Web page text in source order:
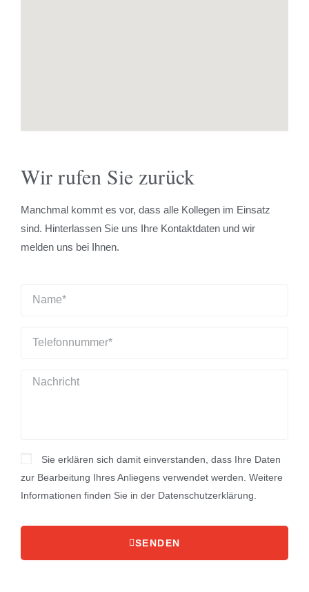
Wir rufen Sie zurück
Manchmal kommt es vor, dass alle Kollegen im Einsatz
sind. Hinterlassen Sie uns Ihre Kontaktdaten und wir
melden uns bei Ihnen.
Sie erklären sich damit einverstanden, dass Ihre Daten
zur Bearbeitung Ihres Anliegens verwendet werden. Weitere
Informationen finden Sie in der Datenschutzerklärung.
SENDEN